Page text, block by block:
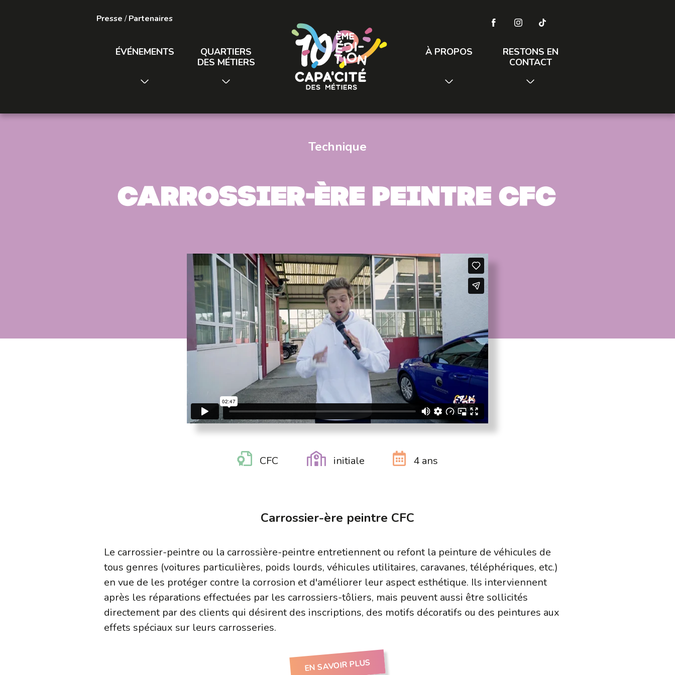
Presse/Partenaires
ÉVÉNEMENTS
QUARTIERS
DES MÉTIERS
À PROPOS
RESTONS EN
CONTACT
Technique
Carrossier-ère peintre CFC
CFC initiale 4 ans
Carrossier-ère peintre CFC
Le carrossier-peintre ou la carrossière-peintre entretiennent ou refont la peinture de véhicules de
tous genres (voitures particulières, poids lourds, véhicules utilitaires, caravanes, téléphériques, etc.)
en vue de les protéger contre la corrosion et d'améliorer leur aspect esthétique. Ils interviennent
après les réparations effectuées par les carrossiers-tôliers, mais peuvent aussi être sollicités
directement par des clients qui désirent des inscriptions, des motifs décoratifs ou des peintures aux
effets spéciaux sur leurs carrosseries.
EN SAVOIR PLUS